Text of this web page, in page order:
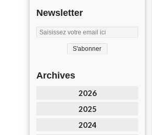
Newsletter
Archives
2026
2025
2024